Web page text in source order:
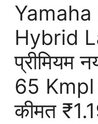
Yamaha
Hybrid
प्रीमियम
65
कीमत